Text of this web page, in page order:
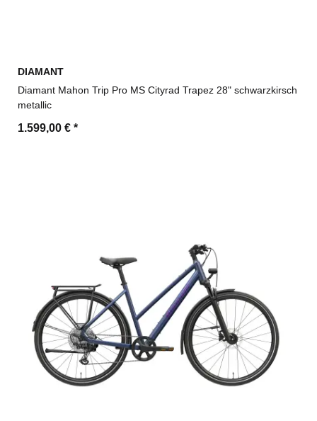
DIAMANT
Diamant Mahon Trip Pro MS Cityrad Trapez 28" schwarzkirsch
metallic
1.599,00 € *